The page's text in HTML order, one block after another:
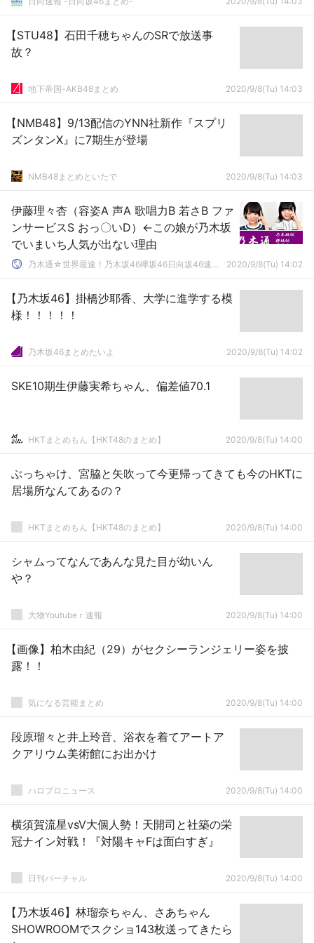
【STU48】石田千穂ちゃんのSRで放送事
故？
地下帝国-AKB48まとめ 2020/9/8(Tu) 14:03
【NMB48】9/13配信のYNN社新作『スプリ
ズンタンX』に7期生が登場
NMB48まとめといたで 2020/9/8(Tu) 14:03
伊藤理々杏（容姿A 声A 歌唱力B 若さB ファ
ンサービスS おっ〇いD）←この娘が乃木坂
でいまいち人気が出ない理由
乃木通☆世界最速！乃木坂46欅坂46日向坂46速報まとめ 2020/9/8(Tu) 14:02
【乃木坂46】掛橋沙耶香、大学に進学する模
様！！！！！
乃木坂46まとめたいよ 2020/9/8(Tu) 14:02
SKE10期生伊藤実希ちゃん、偏差値70.1
HKTまとめもん【HKT48のまとめ】 2020/9/8(Tu) 14:00
ぶっちゃけ、宮脇と矢吹って今更帰ってきても今のHKTに
居場所なんてあるの？
HKTまとめもん【HKT48のまとめ】 2020/9/8(Tu) 14:00
シャムってなんであんな見た目が幼いん
や？
大物Youtubeｒ速報 2020/9/8(Tu) 14:00
【画像】柏木由紀（29）がセクシーランジェリー姿を披
露！！
気になる芸能まとめ 2020/9/8(Tu) 14:00
段原瑠々と井上玲音、浴衣を着てアートア
クアリウム美術館にお出かけ
ハロプロニュース 2020/9/8(Tu) 14:00
横須賀流星vsV大個人勢！天開司と社築の栄
冠ナイン対戦！『対陽キャFは面白すぎ』
日刊バーチャル 2020/9/8(Tu) 14:00
【乃木坂46】林瑠奈ちゃん、さあちゃん
SHOWROOMでスクショ143枚送ってきたら